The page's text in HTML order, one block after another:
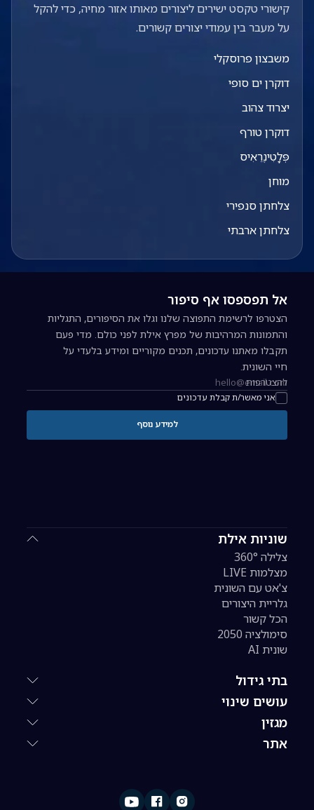
קישורי טקסט ישירים ליצורים מאותו אזור מחיה, כדי להקל
על מעבר בין עמודי יצורים קשורים.
משבצון פרוסקלי
דוקרן ים סופי
יצרוד צהוב
דוקרן טורף
פְּלָטִינֶרֵאִיס
מוחן
צלחתן סנפירי
צלחתן ארבתי
שוניות אילת
צלילה 360°
מצלמות LIVE
צ'אט עם השונית
גלריית היצורים
הכל קשור
סימולציה 2050
שונית AI
בתי גידול
עושים שינוי
מגזין
אתר
אל תפספסו אף סיפור
הצטרפו לרשימת התפוצה שלנו וגלו את הסיפורים, התגליות
והתמונות המרהיבות של מפרץ אילת לפני כולם. מדי פעם
תקבלו מאתנו עדכונים, תכנים מקוריים ומידע בלעדי על
חיי השונית.
כתובת אימייל להרשמה לניוזלטר
אני מאשר/ת קבלת עדכונים
להצטרפות
למידע נוסף